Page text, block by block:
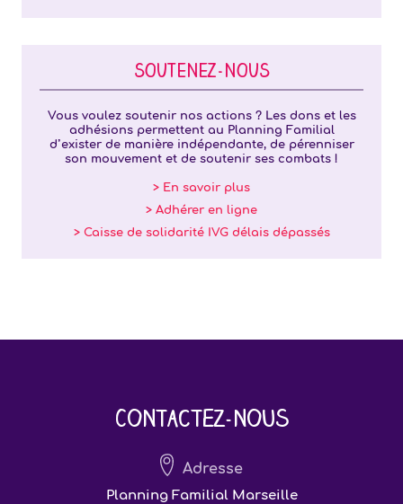
SOUTENEZ-NOUS
Vous voulez soutenir nos actions ? Les dons et les
adhésions permettent au Planning Familial
d’exister de manière indépendante, de pérenniser
son mouvement et de soutenir ses combats !
> En savoir plus
> Adhérer en ligne
> Caisse de solidarité IVG délais dépassés
Contactez-nous
Adresse
Planning Familial Marseille